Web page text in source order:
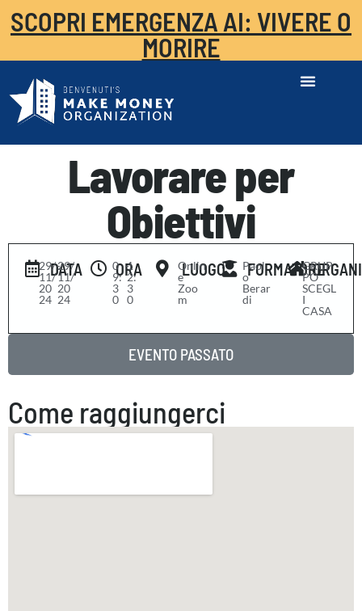
SCOPRI EMERGENZA AI: VIVERE O
MORIRE
Lavorare per
Obiettivi
DATA
29/
11/
20
24
-29/
11/
20
24
ORA
0
9:
3
0
-1
2:
3
0
LUOGO
Onlin
e
Zoo
m
FORMATORE
Paol
o
Berar
di
GRUP
PO
SCEGL
I
CASA
EVENTO PASSATO
Come raggiungerci